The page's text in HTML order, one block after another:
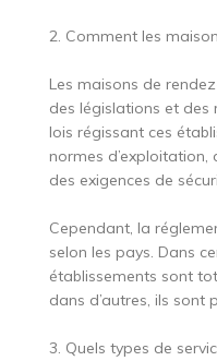
2. Comment les
Les maisons de
des législations et des
lois régissant ces
normes
des exigences de
Cependant, la
selon les pays. Dans
établissements sont
dans d’autres, ils sont
3. Quels types de